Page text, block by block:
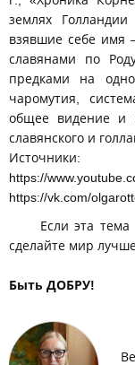
землях
взявшие себе имя
славянами по
предками на
чаромутия,
общее видение и
славянского и
Источники:
https://
https://vk.com/
Если эта
сделайте мир
Быть ДОБРУ!